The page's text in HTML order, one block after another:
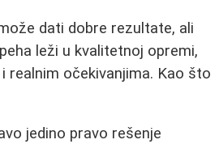
dati dobre rezultate, ali
leži u kvalitetnoj opremi,
realnim očekivanjima. Kao što
jedino pravo rešenje